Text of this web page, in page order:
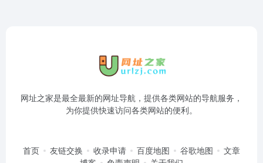
网址之家是最全最新的网址导航，提供各类网站的导航服务，
为你提供快速访问各类网站的便利。
首页 友链交换 收录申请 百度地图 谷歌地图
文章